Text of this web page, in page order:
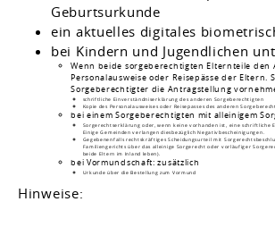
Geburtsurkunde
ein aktuelles digitales
bei Kindern und Jugendlichen
Wenn beide sorgeberechtigten Elternteile den
Personalausweise oder Reisepässe der Eltern.
Sorgeberechtigter die Antragstellung
schriftliche Einverständniserklärung des anderen Sorgeberechtigten
Kopie des Personalausweises oder Reisepasses des anderen
bei einem Sorgeberechtigten mit alleinigem
Sorgerechtserklärung oder, wenn keine vorhanden ist, eine schriftliche
Einige Gemeinden verlangen diesbezüglich Negativbescheinigungen.
Gegebenenfalls rechtskräftiges Scheidungsurteil mit
Familiengerichts über das alleinige Sorgerecht oder vorläufiger
beide Eltern im Inland leben).
bei Vormundschaft: zusätzlich
Urkunde über die Bestellung zum Vormund
Hinweise: